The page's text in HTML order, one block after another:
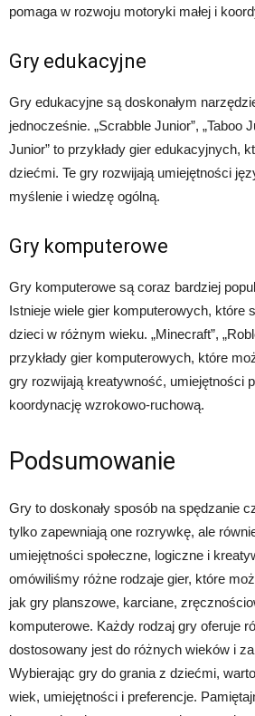
pomaga w rozwoju motoryki małej i
Gry edukacyjne
Gry edukacyjne są doskonałym
jednocześnie. „Scrabble Junior”, „Taboo
Junior” to przykłady gier edukacyjnych,
dziećmi. Te gry rozwijają umiejętności
myślenie i wiedzę ogólną.
Gry komputerowe
Gry komputerowe są coraz bardziej
Istnieje wiele gier komputerowych, które
dzieci w różnym wieku. „Minecraft”,
przykłady gier komputerowych, które
gry rozwijają kreatywność, umiejętności
koordynację wzrokowo-ruchową.
Podsumowanie
Gry to doskonały sposób na spędzanie
tylko zapewniają one rozrywkę, ale
umiejętności społeczne, logiczne i
omówiliśmy różne rodzaje gier, które
jak gry planszowe, karciane,
komputerowe. Każdy rodzaj gry oferuje
dostosowany jest do różnych wieków i
Wybierając gry do grania z dziećmi,
wiek, umiejętności i preferencje.